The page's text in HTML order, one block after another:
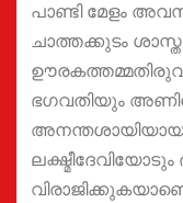
പാണ്ടി മേളം
ചാത്തക്കുടം
ഭഗവതിയും